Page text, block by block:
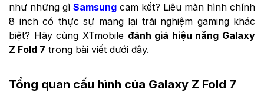
như những gì Samsung cam kết? Liệu màn hình chính
8 inch có thực sự mang lại trải nghiệm gaming khác
biệt? Hãy cùng XTmobile đánh giá hiệu năng Galaxy
Z Fold 7 trong bài viết dưới đây.
Tổng quan cấu hình của Galaxy Z Fold 7